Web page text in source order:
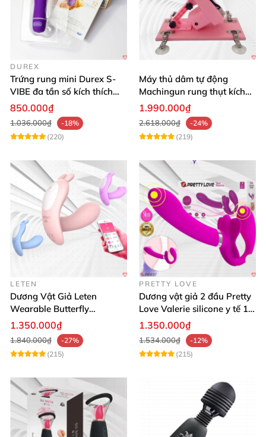
DUREX
Trứng rung mini Durex S-
VIBE đa tần số kích thích
điểm G
850.000₫
1.036.000₫
-18%
(220)
Máy thủ dâm tự động
Machingun rung thụt kích
thích âm đạo cực phê
1.990.000₫
2.618.000₫
-24%
(219)
LETEN
Dương Vật Giả Leten
Wearable Butterfly
Bluetooth Đa Năng
1.350.000₫
1.840.000₫
-27%
(215)
PRETTY LOVE
Dương vật giả 2 đầu Pretty
Love Valerie silicone y tế 12
chế độ rung
1.350.000₫
1.534.000₫
-12%
(215)